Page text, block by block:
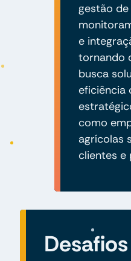
gestão
e
tornando
busca
eficiência
como
agrícolas
clientes e